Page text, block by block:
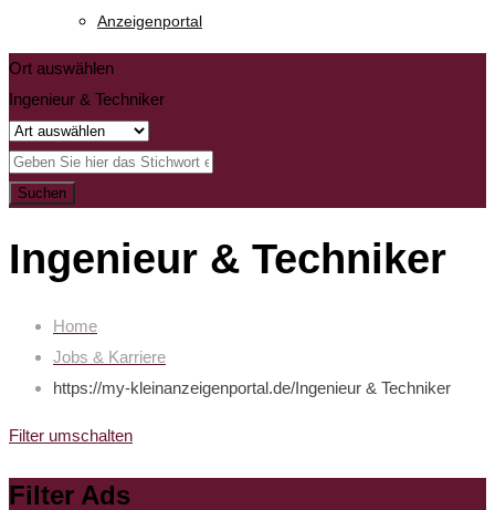
Anzeigenportal
Ort auswählen
Ingenieur & Techniker
Suchen
Ingenieur & Techniker
Home
Jobs & Karriere
https://my-kleinanzeigenportal.de/Ingenieur & Techniker
Filter umschalten
Filter Ads